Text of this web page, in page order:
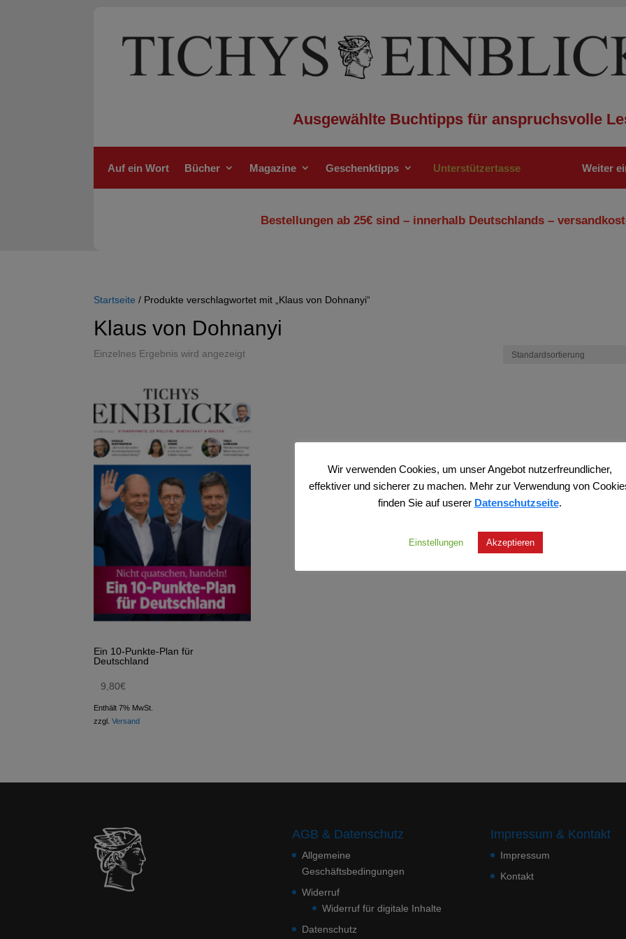
Ausgewählte Buchtipps für anspruchsvolle
Auf ein Wort Bücher Magazine Geschenktipps Unterstützertasse Weiter
Bestellungen ab 25€ sind – innerhalb Deutschlands –
Startseite / Produkte verschlagwortet mit „Klaus von Dohnanyi“
Klaus von Dohnanyi
Einzelnes Ergebnis wird angezeigt
Ein 10-Punkte-Plan für
Deutschland
9,80€
Enthält 7% MwSt.
zzgl.Versand
AGB & Datenschutz
Allgemeine
Geschäftsbedingungen
Widerruf
Widerruf für digitale Inhalte
Datenschutz
Impressum & Kontakt
Impressum
Kontakt
Wir verwenden Cookies, um unser Angebot nutzerfreundlicher,
effektiver und sicherer zu machen. Mehr zur Verwendung von
finden Sie auf userer Datenschutzseite.
Einstellungen Akzeptieren